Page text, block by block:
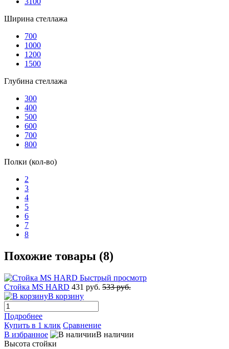
Ширина стеллажа
700
1000
1200
1500
Глубина стеллажа
300
400
500
600
700
800
Полки (кол-во)
2
3
4
5
6
7
8
Похожие товары (8)
Быстрый просмотр
Стойка MS HARD 431 руб. 533 руб.
В корзину
Подробнее
Купить в 1 клик Сравнение
В избранное
В наличии
Высота стойки